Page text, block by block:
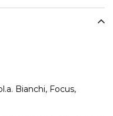
Bianchi, Focus,